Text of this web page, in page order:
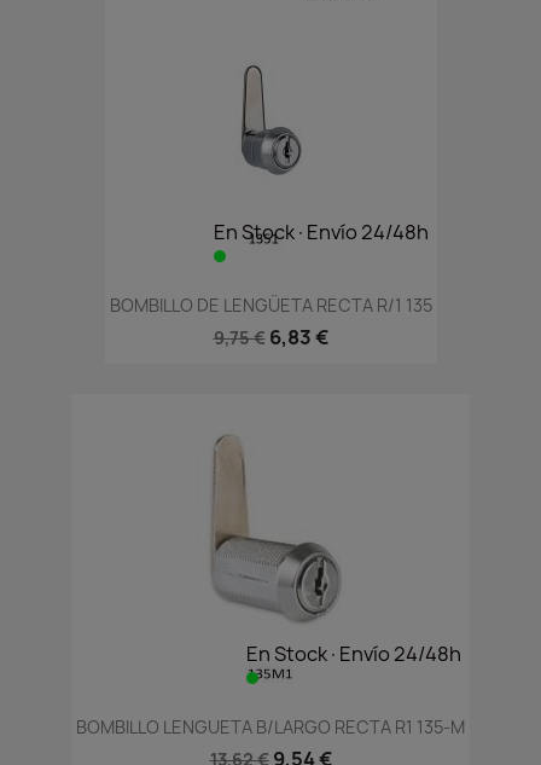
En Stock·Envío 24/48h
BOMBILLO DE LENGÜETA RECTA R/1 135
9,75 € 6,83 €
En Stock·Envío 24/48h
BOMBILLO LENGUETA B/LARGO RECTA R1 135-M
13,62 € 9,54 €